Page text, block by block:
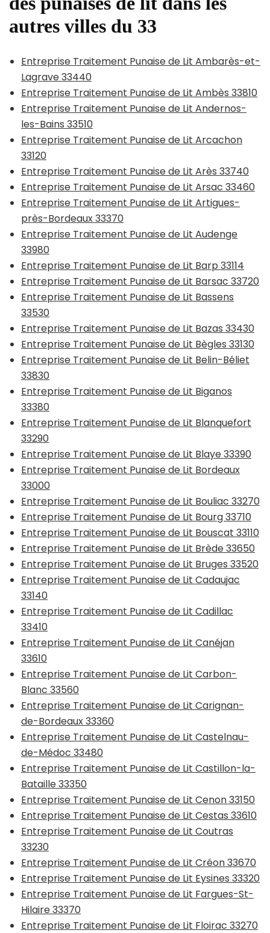
autres villes du 33
Entreprise Traitement Punaise de Lit Ambarès-et-
Lagrave 33440
Entreprise Traitement Punaise de Lit Ambès 33810
Entreprise Traitement Punaise de Lit Andernos-
les-Bains 33510
Entreprise Traitement Punaise de Lit Arcachon
33120
Entreprise Traitement Punaise de Lit Arès 33740
Entreprise Traitement Punaise de Lit Arsac 33460
Entreprise Traitement Punaise de Lit Artigues-
près-Bordeaux 33370
Entreprise Traitement Punaise de Lit Audenge
33980
Entreprise Traitement Punaise de Lit Barp 33114
Entreprise Traitement Punaise de Lit Barsac 33720
Entreprise Traitement Punaise de Lit Bassens
33530
Entreprise Traitement Punaise de Lit Bazas 33430
Entreprise Traitement Punaise de Lit Bègles 33130
Entreprise Traitement Punaise de Lit Belin-Béliet
33830
Entreprise Traitement Punaise de Lit Biganos
33380
Entreprise Traitement Punaise de Lit Blanquefort
33290
Entreprise Traitement Punaise de Lit Blaye 33390
Entreprise Traitement Punaise de Lit Bordeaux
33000
Entreprise Traitement Punaise de Lit Bouliac 33270
Entreprise Traitement Punaise de Lit Bourg 33710
Entreprise Traitement Punaise de Lit Bouscat 33110
Entreprise Traitement Punaise de Lit Brède 33650
Entreprise Traitement Punaise de Lit Bruges 33520
Entreprise Traitement Punaise de Lit Cadaujac
33140
Entreprise Traitement Punaise de Lit Cadillac
33410
Entreprise Traitement Punaise de Lit Canéjan
33610
Entreprise Traitement Punaise de Lit Carbon-
Blanc 33560
Entreprise Traitement Punaise de Lit Carignan-
de-Bordeaux 33360
Entreprise Traitement Punaise de Lit Castelnau-
de-Médoc 33480
Entreprise Traitement Punaise de Lit Castillon-la-
Bataille 33350
Entreprise Traitement Punaise de Lit Cenon 33150
Entreprise Traitement Punaise de Lit Cestas 33610
Entreprise Traitement Punaise de Lit Coutras
33230
Entreprise Traitement Punaise de Lit Créon 33670
Entreprise Traitement Punaise de Lit Eysines 33320
Entreprise Traitement Punaise de Lit Fargues-St-
Hilaire 33370
Entreprise Traitement Punaise de Lit Floirac 33270